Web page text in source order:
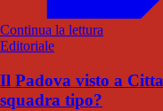
Continua la lettura
Editoriale
Il Padova visto a
squadra tipo?